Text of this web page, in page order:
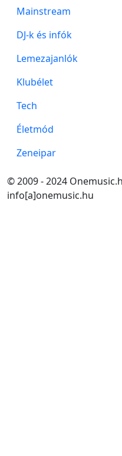
Mainstream
DJ-k és infók
Lemezajanlók
Klubélet
Tech
Életmód
Zeneipar
© 2009 - 2024
info[a]onemusic.hu